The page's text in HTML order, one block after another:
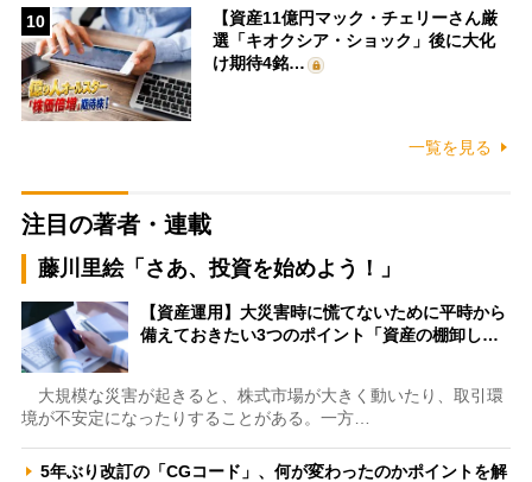
10
【資産11億円マック・チェリーさん厳
選「キオクシア・ショック」後に大化
け期待4銘…
一覧を見る
注目の著者・連載
藤川里絵「さあ、投資を始めよう！」
【資産運用】大災害時に慌てないために平時から
備えておきたい3つのポイント「資産の棚卸し…
大規模な災害が起きると、株式市場が大きく動いたり、取引環
境が不安定になったりすることがある。一方…
5年ぶり改訂の「CGコード」、何が変わったのかポイントを解